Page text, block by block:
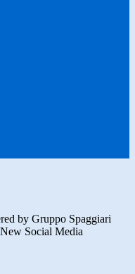
by Gruppo Spaggiari
Social Media